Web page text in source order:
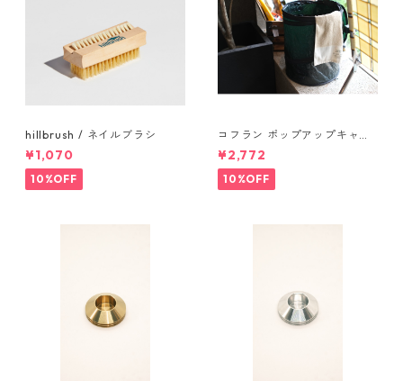
hillbrush / ネイルブラシ
¥1,070
10%OFF
コフラン ポップアップキャン
プトラッシュカン Sサイズ
¥2,772
10%OFF